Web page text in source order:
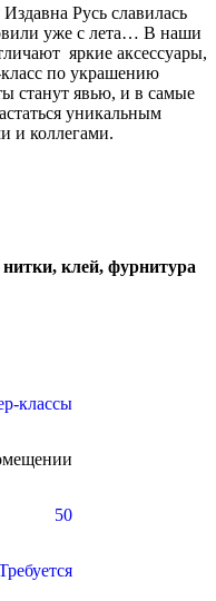
Русь славилась
уже с лета… В наши
яркие аксессуары,
по украшению
станут явью, и в самые
уникальным
и коллегами.
клей, фурнитура
классы
50